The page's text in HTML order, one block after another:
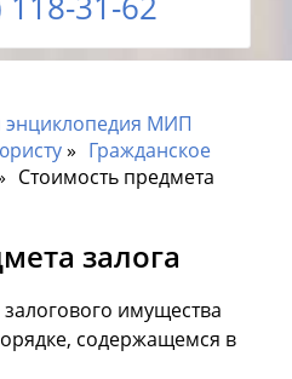
МИП
Гражданское
Стоимость предмета
залога
имущества
содержащемся в